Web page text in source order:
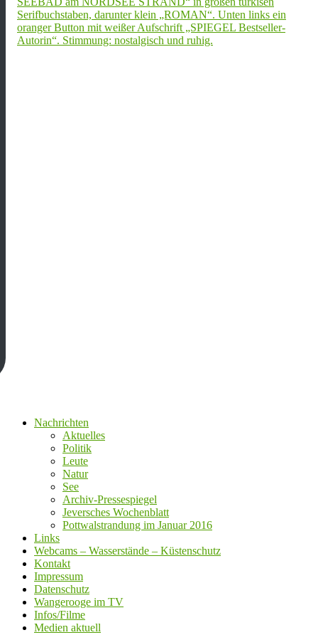
Nachrichten
Aktuelles
Politik
Leute
Natur
See
Archiv-Pressespiegel
Jeversches Wochenblatt
Pottwalstrandung im Januar 2016
Links
Webcams – Wasserstände – Küstenschutz
Kontakt
Impressum
Datenschutz
Wangerooge im TV
Infos/Filme
Medien aktuell